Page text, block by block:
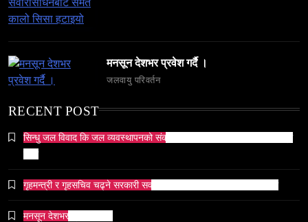
May 27, 2026
भारतको सांस्कृतिक सम्पत्ति पुनर्स्थापना कूटनीति: एक नयाँ
वैश्विक अभियान
मनसून देशभर प्रवेश गर्दै ।
जलवायु परिवर्तन
RECENT POST
सिन्धु जल विवाद कि जल व्यवस्थापनको संकट? पाकिस्तानको पानी संकटको भित्री
गृहमन्त्री र गृहसचिव चढ्ने सरकारी सवारीसाधनबाट समेत कालो सिसा हटाइयो
मनसून देशभर प्रवेश गर्दै ।